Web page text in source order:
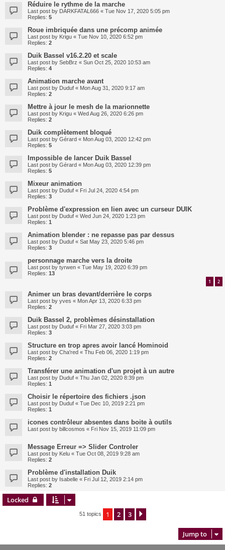
Réduire le rythme de la marche
Last post by DARKFATAL666 « Tue Nov 17, 2020 5:05 pm
Replies: 5
Roue imbriquée dans une précomp animée
Last post by Krigu « Tue Nov 10, 2020 6:52 pm
Replies: 2
Duik Bassel v16.2.20 et scale
Last post by SebBrz « Sun Oct 25, 2020 10:53 am
Replies: 4
Animation marche avant
Last post by Duduf « Mon Aug 31, 2020 9:17 am
Replies: 2
Mettre à jour le mesh de la marionnette
Last post by Krigu « Wed Aug 26, 2020 6:26 pm
Replies: 2
Duik complètement bloqué
Last post by Gérard « Mon Aug 03, 2020 12:42 pm
Replies: 5
Impossible de lancer Duik Bassel
Last post by Gérard « Mon Aug 03, 2020 12:39 pm
Replies: 5
Mixeur animation
Last post by Duduf « Fri Jul 24, 2020 4:54 pm
Replies: 3
Problème d'expression en lien avec un curseur DUIK
Last post by Duduf « Wed Jun 24, 2020 1:23 pm
Replies: 1
Animation blender : ne repasse pas par dessus
Last post by Duduf « Sat May 23, 2020 5:46 pm
Replies: 3
personnage marche vers la droite
Last post by tyrwen « Tue May 19, 2020 6:39 pm
Replies: 13
1 2
Animer un bras devant/derrière le corps
Last post by yves « Mon Apr 13, 2020 6:33 pm
Replies: 2
Duik Bassel 2, problèmes désinstallation
Last post by Duduf « Fri Mar 27, 2020 3:03 pm
Replies: 3
Structure en trop apres avoir lancé Hominoid
Last post by Cha'red « Thu Feb 06, 2020 1:19 pm
Replies: 2
Transférer une animation d'un projet à un autre
Last post by Duduf « Thu Jan 02, 2020 8:39 pm
Replies: 1
Choisir le répertoire des fichiers .json
Last post by Duduf « Tue Dec 10, 2019 2:21 pm
Replies: 1
icones contrôleur absentes dans boite à outils
Last post by billcosmos « Fri Nov 15, 2019 11:09 pm
Message Erreur => Slider Controler
Last post by Kelu « Tue Oct 08, 2019 9:28 am
Replies: 2
Problème d'installation Duik
Last post by Isabelle « Fri Jul 12, 2019 2:14 pm
Replies: 2
Locked
51 topics 1 2 3
Jump to